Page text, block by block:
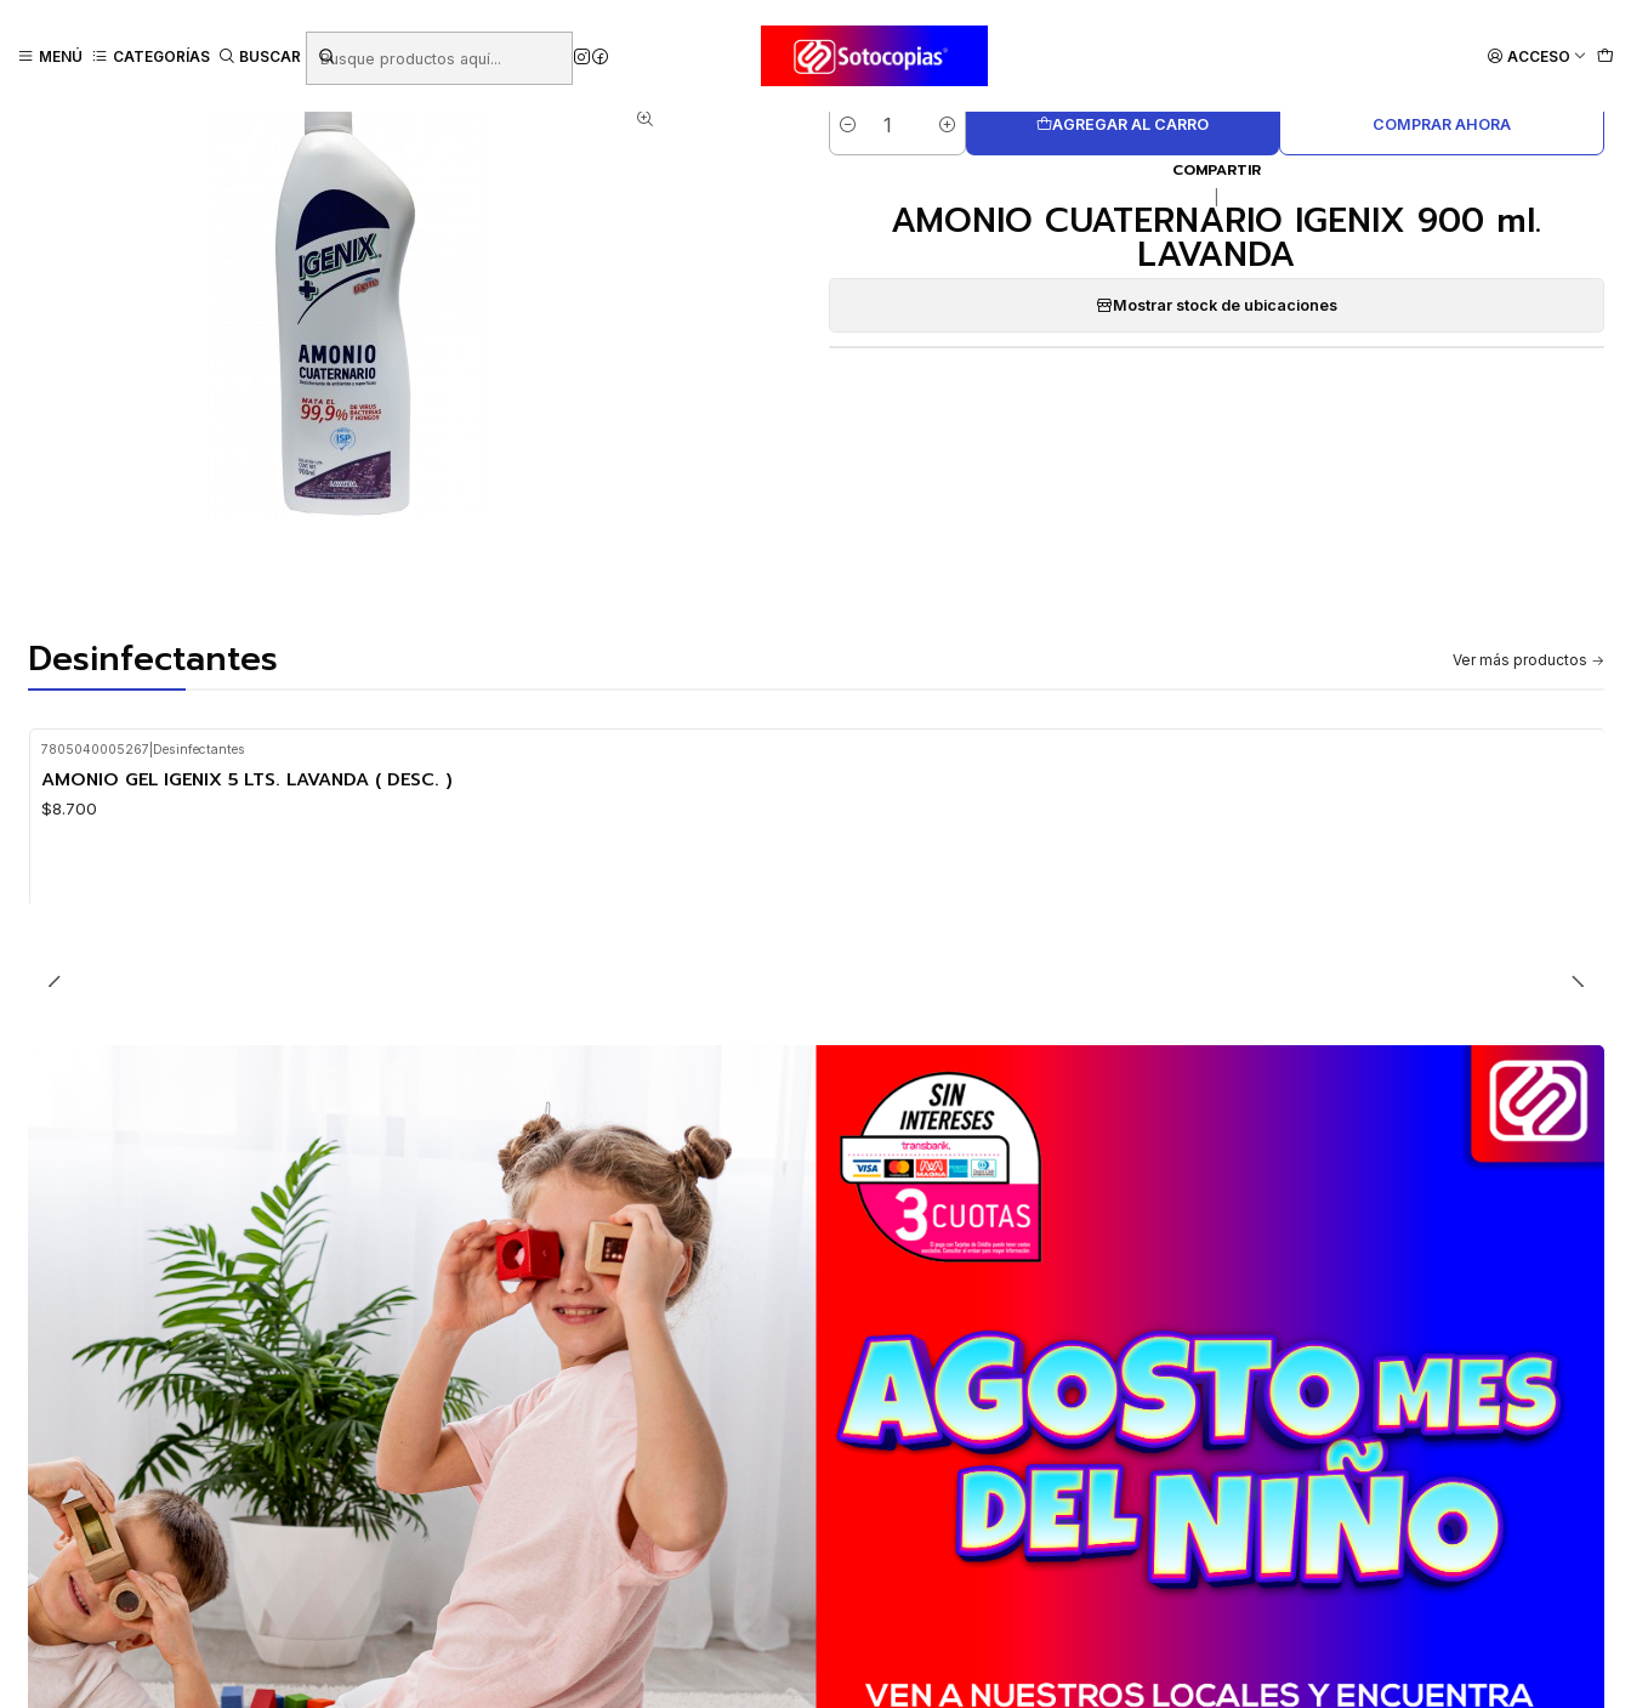
MENÚ CATEGORÍAS BUSCAR ACCESO
AMONIO CUATERNARIO IGENIX 900 ml. LAVANDA
Cantidad
AGREGAR AL CARRO COMPRAR AHORA
COMPARTIR
AMONIO CUATERNARIO IGENIX 900 ml.
LAVANDA
Mostrar stock de ubicaciones
Desinfectantes Ver más productos
7805040005267 Desinfectantes
AMONIO GEL IGENIX 5 LTS. LAVANDA ( DESC. )
$8.700